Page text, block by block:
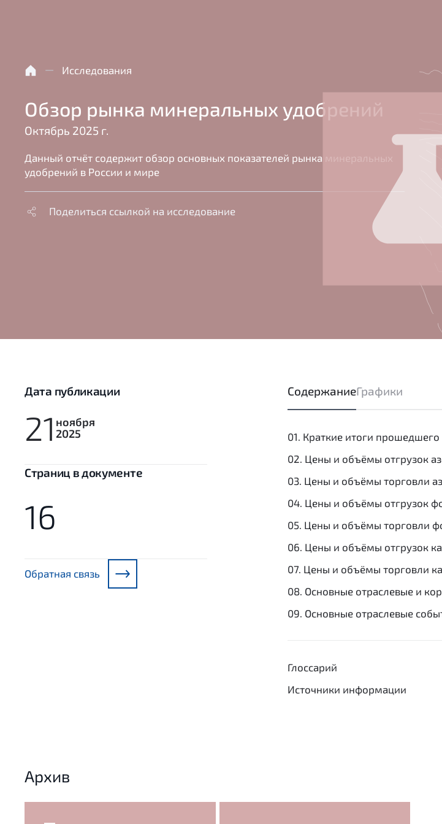
Исследования
Обзор рынка минеральных удобрений
Октябрь 2025 г.
Данный отчёт содержит обзор основных показателей рынка минеральных
удобрений в России и мире
Поделиться ссылкой на исследование
Дата публикации
21 ноября
2025
Cтраниц в документе
16
Обратная связь
СодержаниеГрафики
01. Краткие итоги
02. Цены и объёмы отгрузок
03. Цены и объёмы торговли
04. Цены и объёмы отгрузок
05. Цены и объёмы торговли
06. Цены и объёмы отгрузок
07. Цены и объёмы торговли
08. Основные отраслевые и
09. Основные отраслевые
Глоссарий
Источники информации
Архив